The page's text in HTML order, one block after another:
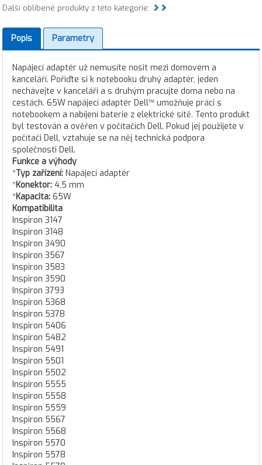
Další oblíbené produkty z této kategorie:
Popis Parametry
Napájecí adaptér už nemusíte nosit mezi domovem a
kanceláří. Pořiďte si k notebooku druhý adaptér, jeden
nechávejte v kanceláři a s druhým pracujte doma nebo na
cestách. 65W napájecí adaptér Dell™ umožňuje práci s
notebookem a nabíjení baterie z elektrické sítě. Tento produkt
byl testován a ověřen v počítačích Dell. Pokud jej použijete v
počítači Dell, vztahuje se na něj technická podpora
společnosti Dell.
Funkce a výhody
*Typ zařízení: Napájecí adaptér
*Konektor: 4,5 mm
*Kapacita: 65W
Kompatibilita
Inspiron 3147
Inspiron 3148
Inspiron 3490
Inspiron 3567
Inspiron 3583
Inspiron 3590
Inspiron 3793
Inspiron 5368
Inspiron 5378
Inspiron 5406
Inspiron 5482
Inspiron 5491
Inspiron 5501
Inspiron 5502
Inspiron 5555
Inspiron 5558
Inspiron 5559
Inspiron 5567
Inspiron 5568
Inspiron 5570
Inspiron 5578